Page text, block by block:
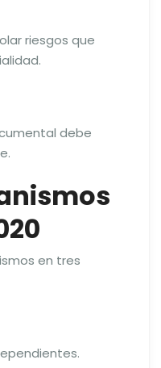
riesgos que
debe
en tres